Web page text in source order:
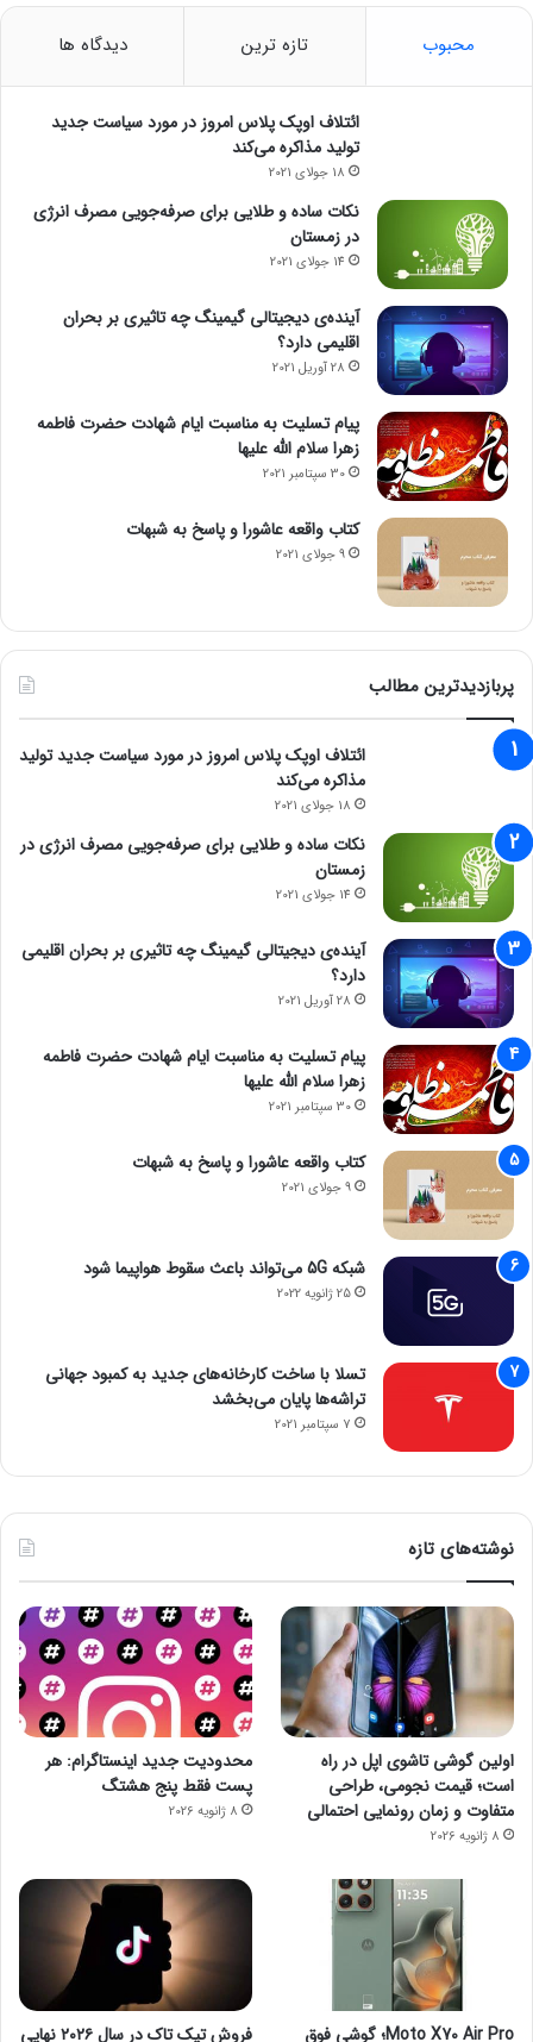
محبوب تازه ترین دیدگاه ها
ائتلاف اوپک پلاس امروز در مورد سیاست جدید
تولید مذاکره می‌کند
18 جولای 2021
نکات ساده و طلایی برای صرفه‌جویی مصرف انرژی
در زمستان
14 جولای 2021
آینده‌ی دیجیتالی گیمینگ چه تاثیری بر بحران
اقلیمی دارد؟
28 آوریل 2021
پیام تسلیت به مناسبت ایام شهادت حضرت فاطمه
زهرا سلام الله علیها
30 سپتامبر 2021
کتاب واقعه عاشورا و پاسخ به شبهات
9 جولای 2021
پربازدیدترین مطالب
ائتلاف اوپک پلاس امروز در مورد سیاست جدید تولید
مذاکره می‌کند
18 جولای 2021
نکات ساده و طلایی برای صرفه‌جویی مصرف انرژی در
زمستان
14 جولای 2021
آینده‌ی دیجیتالی گیمینگ چه تاثیری بر بحران اقلیمی
دارد؟
28 آوریل 2021
پیام تسلیت به مناسبت ایام شهادت حضرت فاطمه
زهرا سلام الله علیها
30 سپتامبر 2021
کتاب واقعه عاشورا و پاسخ به شبهات
9 جولای 2021
شبکه 5G می‌تواند باعث سقوط هواپیما شود
25 ژانویه 2022
تسلا با ساخت کارخانه‌های جدید به کمبود جهانی
تراشه‌ها پایان می‌بخشد
7 سپتامبر 2021
نوشته‌های تازه
اولین گوشی تاشوی اپل در راه
است؛ قیمت نجومی، طراحی
متفاوت و زمان رونمایی احتمالی
8 ژانویه 2026
محدودیت جدید اینستاگرام: هر
پست فقط پنج هشتگ
8 ژانویه 2026
Moto X70 Air Pro؛ گوشی فوق
فروش تیک تاک در سال ۲۰۲۶ نهایی